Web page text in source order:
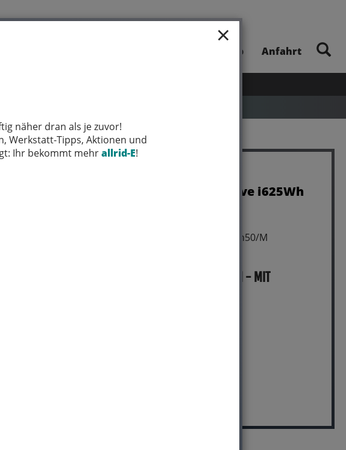
×
näher dran als je zuvor!
Werkstatt-Tipps, Aktionen und
Ihr bekommt mehrallrid-E!
Unsere App Anfahrt
Winora Sinus R5f Wave i625Wh
23-25 Winora BPI MA_peat Rh50/M
MICH KANNST DU BESTELLEN - MIT